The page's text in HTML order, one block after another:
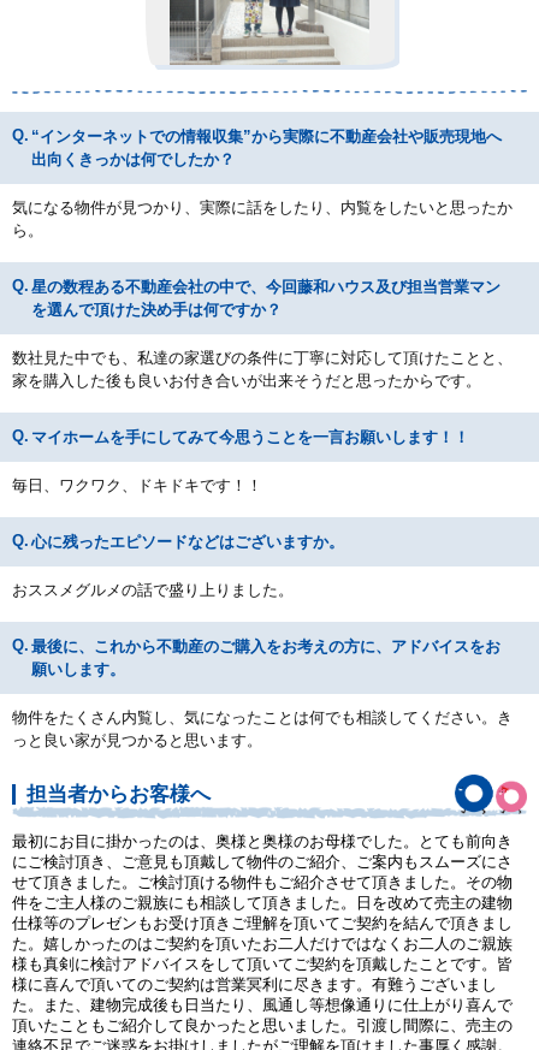
“インターネットでの情報収集”から実際に不動産会社や販売現地へ
出向くきっかは何でしたか？
気になる物件が見つかり、実際に話をしたり、内覧をしたいと思ったか
ら。
星の数程ある不動産会社の中で、今回藤和ハウス及び担当営業マン
を選んで頂けた決め手は何ですか？
数社見た中でも、私達の家選びの条件に丁寧に対応して頂けたことと、
家を購入した後も良いお付き合いが出来そうだと思ったからです。
マイホームを手にしてみて今思うことを一言お願いします！！
毎日、ワクワク、ドキドキです！！
心に残ったエピソードなどはございますか。
おススメグルメの話で盛り上りました。
最後に、これから不動産のご購入をお考えの方に、アドバイスをお
願いします。
物件をたくさん内覧し、気になったことは何でも相談してください。き
っと良い家が見つかると思います。
担当者からお客様へ
最初にお目に掛かったのは、奥様と奥様のお母様でした。とても前向き
にご検討頂き、ご意見も頂戴して物件のご紹介、ご案内もスムーズにさ
せて頂きました。ご検討頂ける物件もご紹介させて頂きました。その物
件をご主人様のご親族にも相談して頂きました。日を改めて売主の建物
仕様等のプレゼンもお受け頂きご理解を頂いてご契約を結んで頂きまし
た。嬉しかったのはご契約を頂いたお二人だけではなくお二人のご親族
様も真剣に検討アドバイスをして頂いてご契約を頂戴したことです。皆
様に喜んで頂いてのご契約は営業冥利に尽きます。有難うございまし
た。また、建物完成後も日当たり、風通し等想像通りに仕上がり喜んで
頂いたこともご紹介して良かったと思いました。引渡し間際に、売主の
連絡不足でご迷惑をお掛けしましたがご理解を頂けました事厚く感謝。